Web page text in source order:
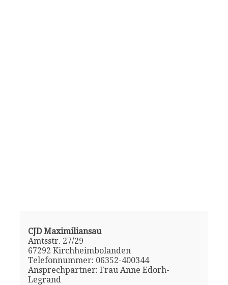
CJD Maximiliansau
Amtsstr. 27/29
67292 Kirchheimbolanden
Telefonnummer: 06352-400344
Ansprechpartner: Frau Anne Edorh-
Legrand